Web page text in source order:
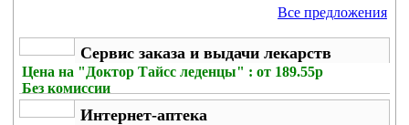
Все предложения
Сервис заказа и выдачи лекарств
Цена на "Доктор Тайсс леденцы" : от 189.55р
Без комиссии
Интернет-аптека